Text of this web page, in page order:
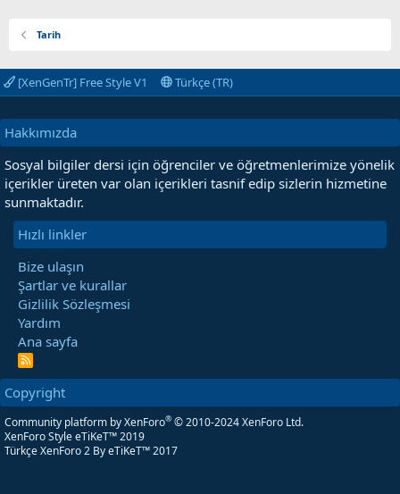
Tarih
[XenGenTr] Free Style V1 Türkçe (TR)
Hakkımızda
Sosyal bilgiler dersi için öğrenciler ve öğretmenlerimize yönelik
içerikler üreten var olan içerikleri tasnif edip sizlerin hizmetine
sunmaktadır.
Hızlı linkler
Bize ulaşın
Şartlar ve kurallar
Gizlilik Sözleşmesi
Yardım
Ana sayfa
R
S
Copyright
Community platform by XenForo® © 2010-2024 XenForo Ltd.
XenForo Style eTiKeT™ 2019
Türkçe XenForo 2 By eTiKeT™ 2017